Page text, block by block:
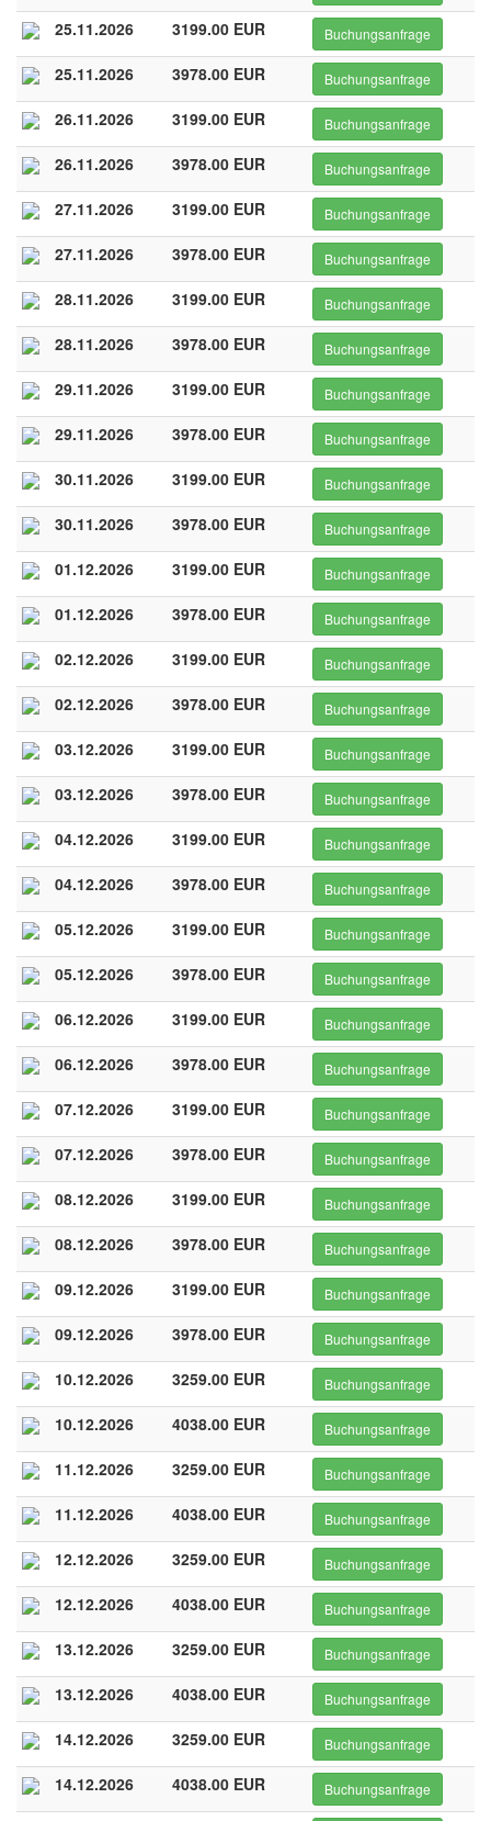
25.11.2026 3199.00 EUR Buchungsanfrage
25.11.2026 3978.00 EUR Buchungsanfrage
26.11.2026 3199.00 EUR Buchungsanfrage
26.11.2026 3978.00 EUR Buchungsanfrage
27.11.2026 3199.00 EUR Buchungsanfrage
27.11.2026 3978.00 EUR Buchungsanfrage
28.11.2026 3199.00 EUR Buchungsanfrage
28.11.2026 3978.00 EUR Buchungsanfrage
29.11.2026 3199.00 EUR Buchungsanfrage
29.11.2026 3978.00 EUR Buchungsanfrage
30.11.2026 3199.00 EUR Buchungsanfrage
30.11.2026 3978.00 EUR Buchungsanfrage
01.12.2026 3199.00 EUR Buchungsanfrage
01.12.2026 3978.00 EUR Buchungsanfrage
02.12.2026 3199.00 EUR Buchungsanfrage
02.12.2026 3978.00 EUR Buchungsanfrage
03.12.2026 3199.00 EUR Buchungsanfrage
03.12.2026 3978.00 EUR Buchungsanfrage
04.12.2026 3199.00 EUR Buchungsanfrage
04.12.2026 3978.00 EUR Buchungsanfrage
05.12.2026 3199.00 EUR Buchungsanfrage
05.12.2026 3978.00 EUR Buchungsanfrage
06.12.2026 3199.00 EUR Buchungsanfrage
06.12.2026 3978.00 EUR Buchungsanfrage
07.12.2026 3199.00 EUR Buchungsanfrage
07.12.2026 3978.00 EUR Buchungsanfrage
08.12.2026 3199.00 EUR Buchungsanfrage
08.12.2026 3978.00 EUR Buchungsanfrage
09.12.2026 3199.00 EUR Buchungsanfrage
09.12.2026 3978.00 EUR Buchungsanfrage
10.12.2026 3259.00 EUR Buchungsanfrage
10.12.2026 4038.00 EUR Buchungsanfrage
11.12.2026 3259.00 EUR Buchungsanfrage
11.12.2026 4038.00 EUR Buchungsanfrage
12.12.2026 3259.00 EUR Buchungsanfrage
12.12.2026 4038.00 EUR Buchungsanfrage
13.12.2026 3259.00 EUR Buchungsanfrage
13.12.2026 4038.00 EUR Buchungsanfrage
14.12.2026 3259.00 EUR Buchungsanfrage
14.12.2026 4038.00 EUR Buchungsanfrage